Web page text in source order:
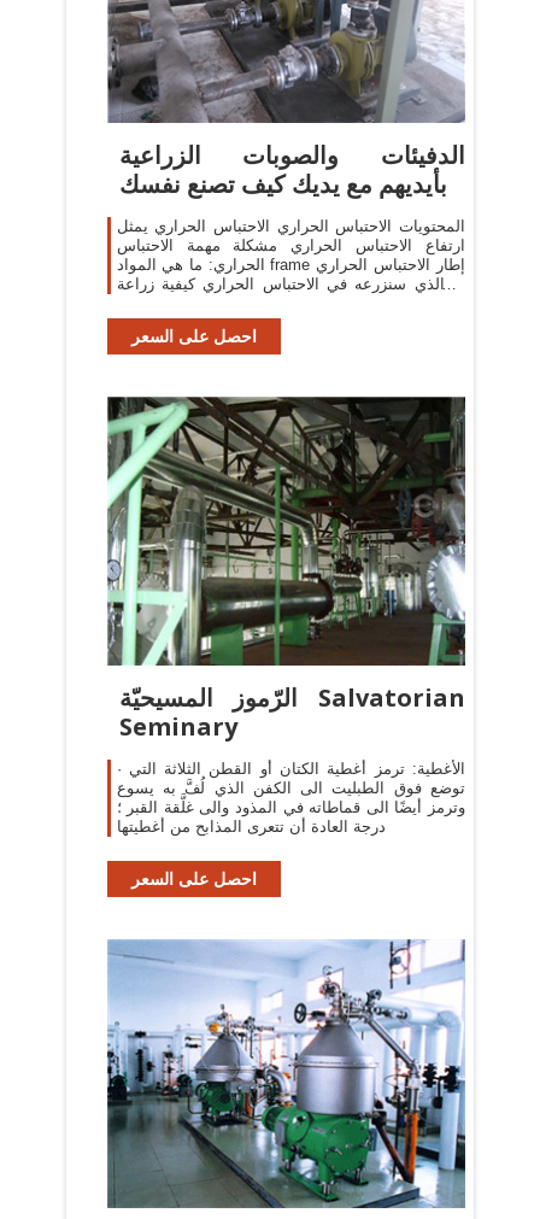
الدفيئات والصوبات الزراعية
بأيديهم مع يديك كيف تصنع نفسك
المحتويات الاحتباس الحراري الاحتباس الحراري يمثل
ارتفاع الاحتباس الحراري مشكلة مهمة الاحتباس
الحراري: ما هي المواد frame إطار الاحتباس الحراري
ما الذي سنزرعه في الاحتباس الحراري كيفية زراعة
احصل على السعر
الرّموز المسيحيّة Salvatorian
Seminary
· الأغطية: ترمز أغطية الكتان أو القطن الثلاثة التي
توضع فوق الطبليت الى الكفن الذي لُفَّ به يسوع
وترمز أيضًا الى قماطاته في المذود والى غلَّقة القبر ؛
درجة العادة أن تتعرى المذابح من أغطيتها
احصل على السعر